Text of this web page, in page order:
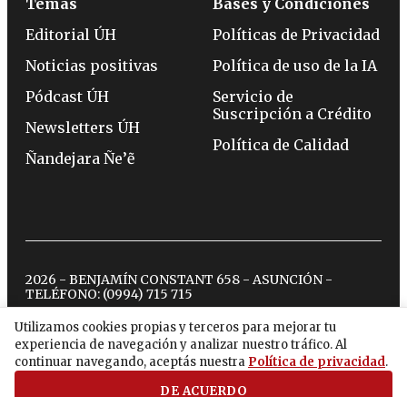
Utilizamos cookies propias y terceros para mejorar tu
experiencia de navegación y analizar nuestro tráfico. Al
continuar navegando, aceptás nuestra Política de privacidad.
DE ACUERDO
Editorial ÚH
Noticias positivas
Pódcast ÚH
Newsletters ÚH
Ñandejara Ñe’ẽ
Políticas de Privacidad
Política de uso de la IA
Servicio de
Suscripción a Crédito
Política de Calidad
2026 - BENJAMÍN CONSTANT 658 - ASUNCIÓN -
TELÉFONO: (0994) 715 715
twitterinstagram
facebook
tiktokyoutubespotify